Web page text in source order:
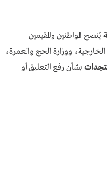
يُنصح المواطنين والمقيمين
ووزارة الحج والعمرة،
بشأن رفع التعليق أو